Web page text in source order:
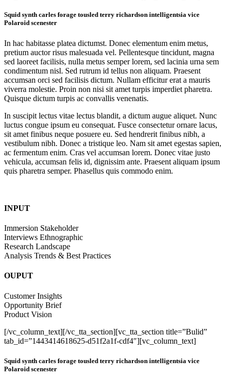
Squid synth carles forage tousled terry richardson intelligentsia vice
Polaroid scenester
In hac habitasse platea dictumst. Donec elementum enim metus,
pretium auctor risus malesuada vel. Pellentesque tincidunt, magna
sed laoreet facilisis, nulla metus semper lorem, sed lacinia urna sem
condimentum nisl. Sed rutrum id tellus non aliquam. Praesent
accumsan orci sed facilisis dictum. Nullam efficitur erat a mauris
viverra molestie. Proin non nisi sit amet turpis imperdiet pharetra.
Quisque dictum turpis ac convallis venenatis.
In suscipit lectus vitae lectus blandit, a dictum augue aliquet. Nunc
luctus congue ipsum eu consequat. Fusce consectetur ornare lacus,
sit amet finibus neque posuere eu. Sed hendrerit finibus nibh, a
vestibulum nibh. Donec a tristique leo. Nam sit amet egestas sapien,
ac fermentum enim. Cras vel accumsan lorem. Donec vitae justo
vehicula, accumsan felis id, dignissim ante. Praesent aliquam ipsum
quis pharetra semper. Phasellus quis commodo enim.
INPUT
Immersion Stakeholder
Interviews Ethnographic
Research Landscape
Analysis Trends & Best Practices
OUPUT
Customer Insights
Opportunity Brief
Product Vision
[/vc_column_text][/vc_tta_section][vc_tta_section title=”Bulid”
tab_id=”1443414618625-d51f2a1f-cdf4″][vc_column_text]
Squid synth carles forage tousled terry richardson intelligentsia vice
Polaroid scenester